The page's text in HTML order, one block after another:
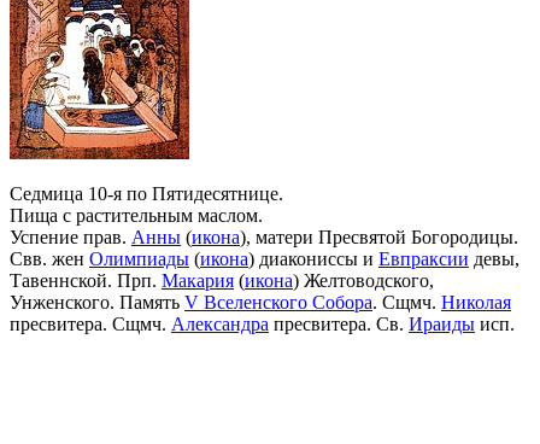
Седмица 10-я по Пятидесятнице.
Пища с растительным маслом.
Успение прав. Анны (икона), матери Пресвятой Богородицы.
Свв. жен Олимпиады (икона) диакониссы и Евпраксии девы,
Тавеннской. Прп. Макария (икона) Желтоводского,
Унженского. Память V Вселенского Собора. Сщмч. Николая
пресвитера. Сщмч. Александра пресвитера. Св. Ираиды исп.